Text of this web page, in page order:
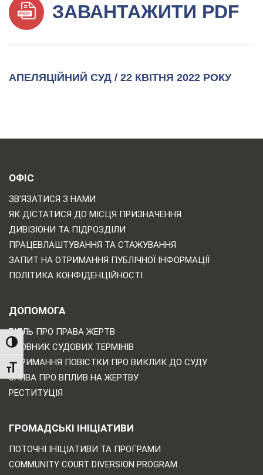
TOGGLE HIGH CONTRAST
TOGGLE FONT SIZE
ЗАВАНТАЖИТИ PDF
АПЕЛЯЦІЙНИЙ СУД / 22 КВІТНЯ 2022 РОКУ
ОФІС
ЗВ'ЯЗАТИСЯ З НАМИ
ЯК ДІСТАТИСЯ ДО МІСЦЯ ПРИЗНАЧЕННЯ
ДИВІЗІОНИ ТА ПІДРОЗДІЛИ
ПРАЦЕВЛАШТУВАННЯ ТА СТАЖУВАННЯ
ЗАПИТ НА ОТРИМАННЯ ПУБЛІЧНОЇ ІНФОРМАЦІЇ
ПОЛІТИКА КОНФІДЕНЦІЙНОСТІ
ДОПОМОГА
БІЛЛЬ ПРО ПРАВА ЖЕРТВ
СЛОВНИК СУДОВИХ ТЕРМІНІВ
ОТРИМАННЯ ПОВІСТКИ ПРО ВИКЛИК ДО СУДУ
ЗАЯВА ПРО ВПЛИВ НА ЖЕРТВУ
РЕСТИТУЦІЯ
ГРОМАДСЬКІ ІНІЦІАТИВИ
ПОТОЧНІ ІНІЦІАТИВИ ТА ПРОГРАМИ
COMMUNITY COURT DIVERSION PROGRAM